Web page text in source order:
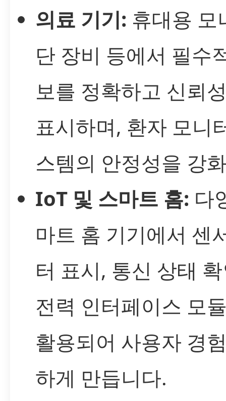
의료 기기: 휴대용 모
단 장비 등에서 필수
보를 정확하고 신뢰
표시하며, 환자 모니
스템의 안정성을 강
IoT 및 스마트 홈: 다
마트 홈 기기에서 센
터 표시, 통신 상태
전력 인터페이스 모
활용되어 사용자 경
하게 만듭니다.